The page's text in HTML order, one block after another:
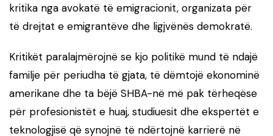
kritika nga avokatë të emigracionit, organizata për
të drejtat e emigrantëve dhe ligjvënës demokratë.
Kritikët paralajmërojnë se kjo politikë mund të ndajë
familje për periudha të gjata, të dëmtojë ekonominë
amerikane dhe ta bëjë SHBA-në më pak tërheqëse
për profesionistët e huaj, studiuesit dhe ekspertët e
teknologjisë që synojnë të ndërtojnë karrierë në